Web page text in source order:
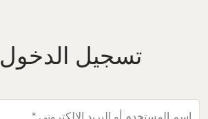
تسجيل الدخول
مطلوبة